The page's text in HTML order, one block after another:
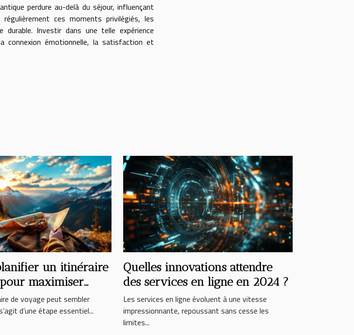
perdure au-delà du séjour, influençant
ces moments privilégiés, les
durable. Investir dans une telle expérience
connexion émotionnelle, la satisfaction et
un itinéraire
maximiser
?
de voyage peut sembler
d’une étape essentiel...
Quelles innovations attendre
des services en ligne en 2024 ?
Les services en ligne évoluent à une vitesse
impressionnante, repoussant sans cesse les
limites...